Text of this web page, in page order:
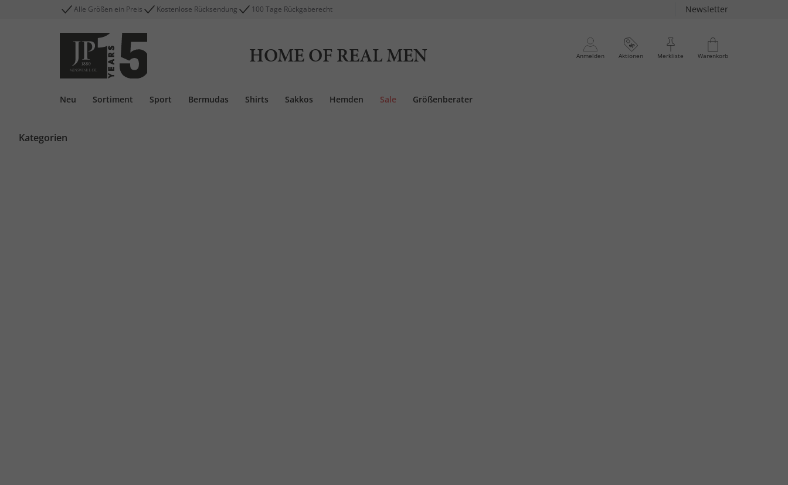
Alle Größen ein Preis Kostenlose Rücksendung 100 Tage Rückgaberecht Newsletter
HOME OF REAL MEN Anmelden Aktionen Merkliste Warenkorb
Neu Sortiment Sport Bermudas Shirts Sakkos Hemden Sale Größenberater
Kategorien